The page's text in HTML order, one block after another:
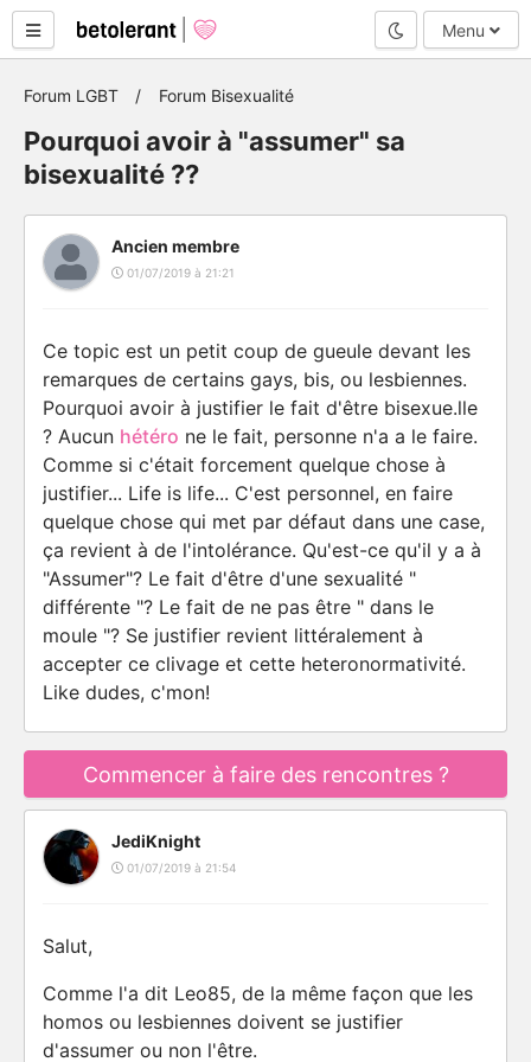
Mode nuit
Menu
Forum LGBT Forum Bisexualité
Pourquoi avoir à "assumer" sa
bisexualité ??
Ancien membre
01/07/2019 à 21:21
Ce topic est un petit coup de gueule devant les
remarques de certains gays, bis, ou lesbiennes.
Pourquoi avoir à justifier le fait d'être bisexue.lle
? Aucun hétéro ne le fait, personne n'a a le faire.
Comme si c'était forcement quelque chose à
justifier... Life is life... C'est personnel, en faire
quelque chose qui met par défaut dans une case,
ça revient à de l'intolérance. Qu'est-ce qu'il y a à
"Assumer"? Le fait d'être d'une sexualité "
différente "? Le fait de ne pas être " dans le
moule "? Se justifier revient littéralement à
accepter ce clivage et cette heteronormativité.
Like dudes, c'mon!
Commencer à faire des rencontres ?
JediKnight
01/07/2019 à 21:54
Salut,
Comme l'a dit Leo85, de la même façon que les
homos ou lesbiennes doivent se justifier
d'assumer ou non l'être.